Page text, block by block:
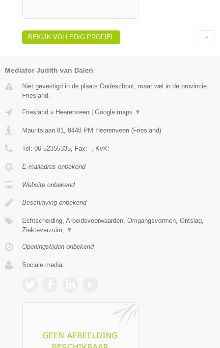
BEKIJK VOLLEDIG PROFIEL
Mediator Judith van Dalen
Niet gevestigd in de plaats Oudeschoot, maar wel in de provincie
Friesland.
Friesland » Heerenveen | Google maps ▼
Mauritslaan 81 8448 PM Heerenveen (Friesland)
Tel: 06-52355335 , Fax: - , KvK: -
E-mailadres onbekend
Website onbekend
Beschrijving onbekend
Echtscheiding, Arbeidsvoorwaarden, Omgangsvormen, Ontslag,
Ziekteverzuim,
▼
Openingstijden onbekend
Sociale media: